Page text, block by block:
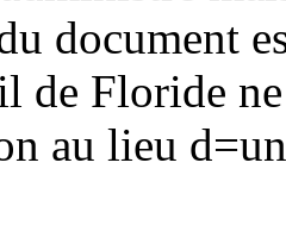
document
de Floride ne
au lieu d=